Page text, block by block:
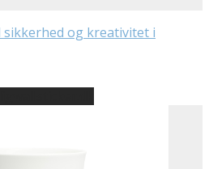
sikkerhed og kreativitet i